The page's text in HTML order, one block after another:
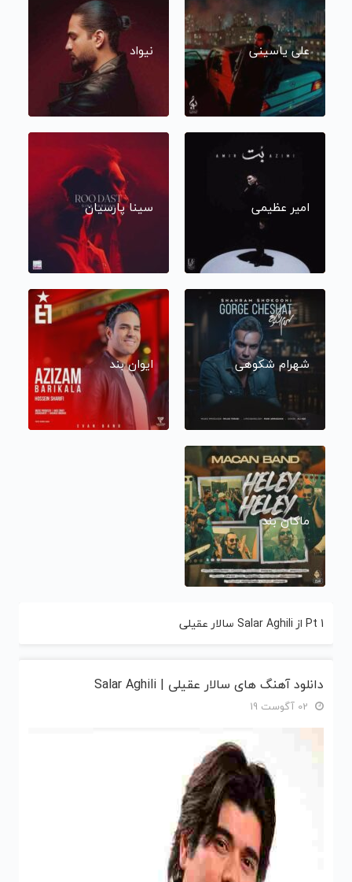
علی یاسینی نیواد
امیر عظیمی سینا پارسیان
شهرام شکوهی ایوان بند
ماکان بند
Pt 1 از Salar Aghili سالار عقیلی
دانلود آهنگ های سالار عقیلی | Salar Aghili